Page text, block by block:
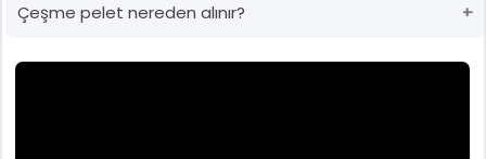
Çeşme pelet nereden alınır?